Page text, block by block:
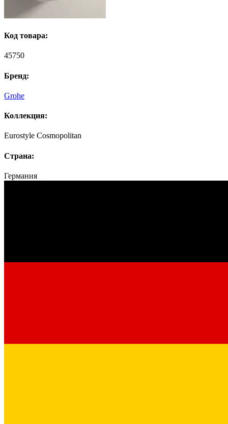
Код товара:
45750
Бренд:
Grohe
Коллекция:
Eurostyle Cosmopolitan
Страна:
Германия